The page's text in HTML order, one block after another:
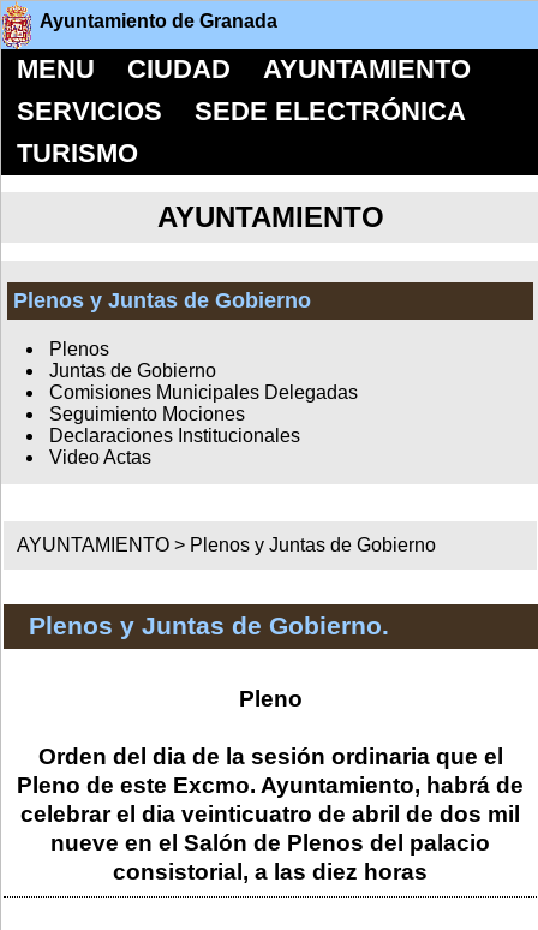
Ayuntamiento de Granada
MENU CIUDAD
AYUNTAMIENTO
SERVICIOS
SEDE ELECTRÓNICA
TURISMO
AYUNTAMIENTO
Plenos y Juntas de Gobierno
Plenos
Juntas de Gobierno
Comisiones Municipales Delegadas
Seguimiento Mociones
Declaraciones Institucionales
Video Actas
AYUNTAMIENTO > Plenos y Juntas de Gobierno
Plenos y Juntas de Gobierno.
Pleno
Orden del dia de la sesión ordinaria que el
Pleno de este Excmo. Ayuntamiento, habrá de
celebrar el dia veinticuatro de abril de dos mil
nueve en el Salón de Plenos del palacio
consistorial, a las diez horas